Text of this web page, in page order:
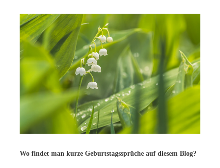
Wo findet man kurze Geburtstagssprüche auf diesem Blog?